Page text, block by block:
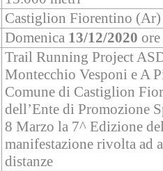
Castiglion Fiorentino
Domenica 13/12/2020
Trail Running Project
Montecchio Vesponi e A
Comune di Castiglion
dell’Ente di Promozione
8 Marzo la 7^ Edizione
manifestazione rivolta ad
distanze